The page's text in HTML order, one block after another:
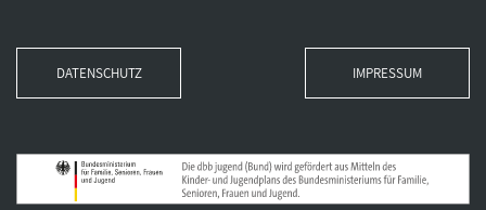
DATENSCHUTZ IMPRESSUM